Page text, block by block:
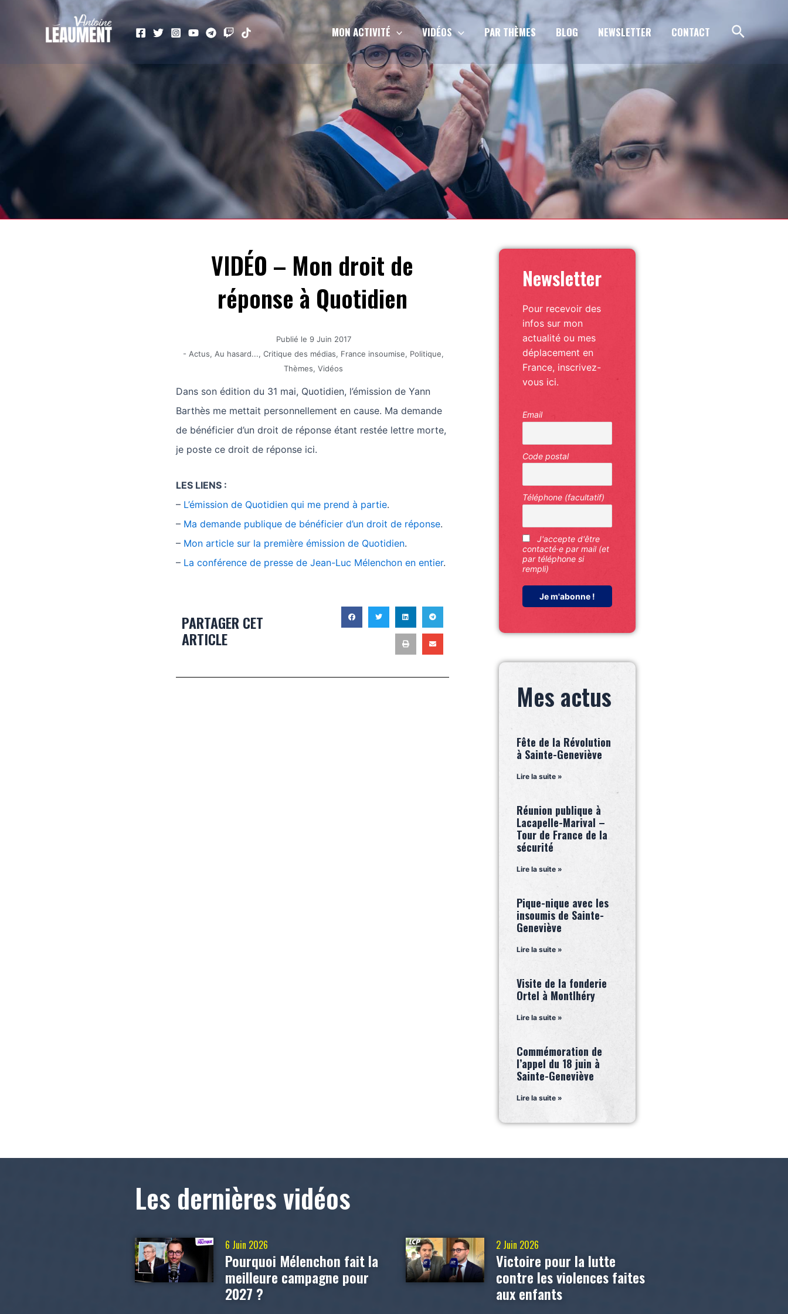
MON ACTIVITÉ VIDÉOS PAR THÈMES BLOG NEWSLETTER CONTACT
VIDÉO – Mon droit de
réponse à Quotidien
Publié le 9 Juin 2017
- Actus, Au hasard...,Critique des médias, France insoumise, Politique,
Thèmes,Vidéos
Dans son édition du 31 mai, Quotidien, l’émission de Yann
Barthès me mettait personnellement en cause. Ma demande
de bénéficier d’un droit de réponse étant restée lettre morte,
je poste ce droit de réponse ici.
LES LIENS :
– L’émission de Quotidien qui me prend à partie.
– Ma demande publique de bénéficier d’un droit de réponse.
– Mon article sur la première émission de Quotidien.
– La conférence de presse de Jean-Luc Mélenchon en entier.
PARTAGER CET
ARTICLE
Newsletter
Pour recevoir des
infos sur mon
actualité ou mes
déplacement en
France, inscrivez-
vous ici.
Email
Code postal
Téléphone (facultatif)
J'accepte d'être
contacté·e par mail (et
par téléphone si
rempli)
Mes actus
Fête de la Révolution
à Sainte-Geneviève
Lire la suite »
Réunion publique à
Lacapelle-Marival –
Tour de France de la
sécurité
Lire la suite »
Pique-nique avec les
insoumis de Sainte-
Geneviève
Lire la suite »
Visite de la fonderie
Ortel à Montlhéry
Lire la suite »
Commémoration de
l’appel du 18 juin à
Sainte-Geneviève
Lire la suite »
Les dernières vidéos
6 Juin 2026
Pourquoi Mélenchon fait la
meilleure campagne pour
2027 ?
2 Juin 2026
Victoire pour la lutte
contre les violences faites
aux enfants